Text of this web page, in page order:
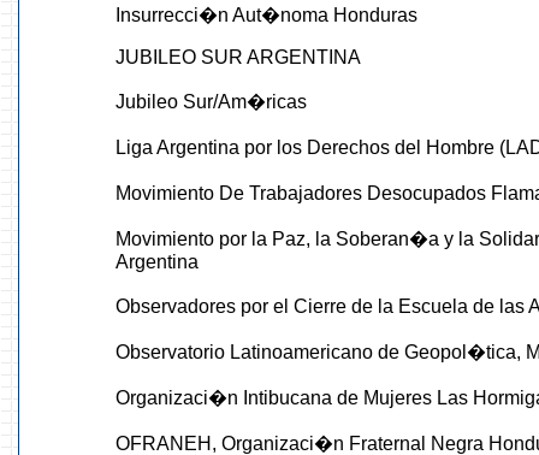
Insurrecci�n Aut�noma Honduras
JUBILEO SUR ARGENTINA
Jubileo Sur/Am�ricas
Liga Argentina por los Derechos del Hombre
Movimiento De Trabajadores Desocupados
Movimiento por la Paz, la Soberan�a y la
Argentina
Observadores por el Cierre de la Escuela de las
Observatorio Latinoamericano de Geopol�tica,
Organizaci�n Intibucana de Mujeres Las
OFRANEH, Organizaci�n Fraternal Negra